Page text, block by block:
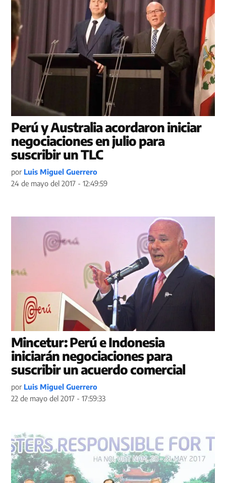
Perú y Australia acordaron iniciar
negociaciones en julio para
suscribir un TLC
por Luis Miguel Guerrero
24 de mayo del 2017 - 12:49:59
Mincetur: Perú e Indonesia
iniciarán negociaciones para
suscribir un acuerdo comercial
por Luis Miguel Guerrero
22 de mayo del 2017 - 17:59:33